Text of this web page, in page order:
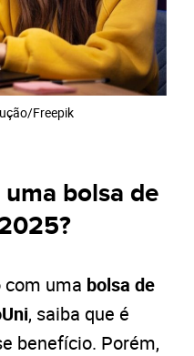
Freepik
bolsa de
com uma bolsa de
, saiba que é
benefício. Porém,